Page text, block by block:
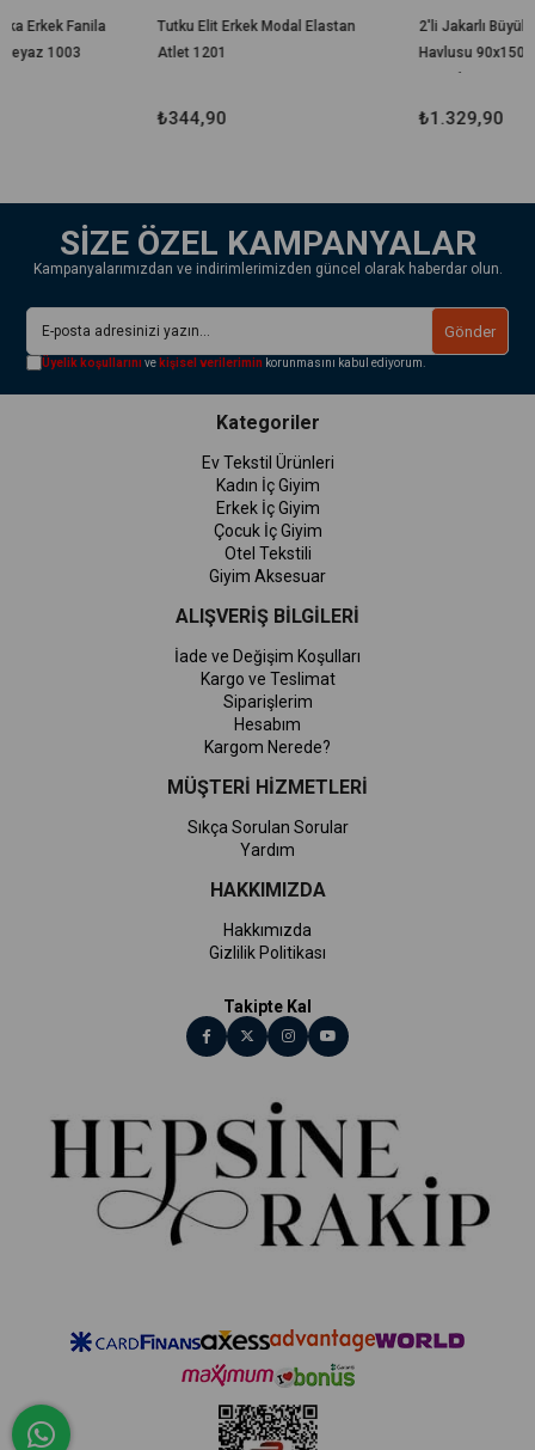
Tutku Elit Erkek Modal Elastan
Atlet 1201
2'li Jakarlı Büyük Boy Banyo
Havlusu 90x150 Cm %100
SİZE ÖZEL KAMPANYALAR
Kampanyalarımızdan ve indirimlerimizden güncel olarak haberdar olun.
Gönder
Üyelik koşullarını ve kişisel verilerimin korunmasını kabul ediyorum.
Kategoriler
Ev Tekstil Ürünleri
Kadın İç Giyim
Erkek İç Giyim
Çocuk İç Giyim
Otel Tekstili
Giyim Aksesuar
ALIŞVERİŞ BİLGİLERİ
İade ve Değişim Koşulları
Kargo ve Teslimat
Siparişlerim
Hesabım
Kargom Nerede?
MÜŞTERİ HİZMETLERİ
Sıkça Sorulan Sorular
Yardım
HAKKIMIZDA
Hakkımızda
Gizlilik Politikası
Takipte Kal